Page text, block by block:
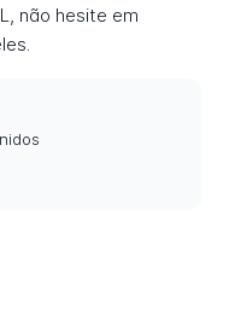
não hesite em